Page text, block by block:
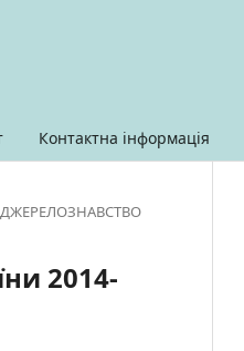
Контактна інформація
ДЖЕРЕЛОЗНАВСТВО
2014-